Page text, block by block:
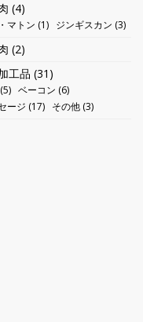
(4)
マトン (1) ジンギスカン (3)
(2)
工品 (31)
(5) ベーコン (6)
ージ (17) その他 (3)